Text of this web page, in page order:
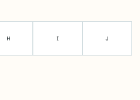
H I J